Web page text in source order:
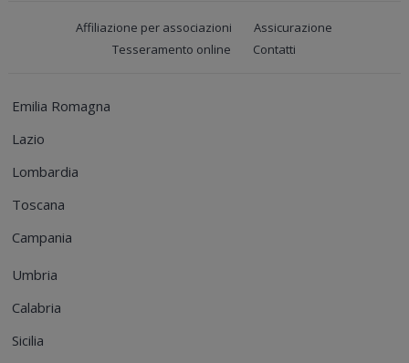
Affiliazione per associazioni
Assicurazione
Tesseramento online
Contatti
Emilia Romagna
Lazio
Lombardia
Toscana
Campania
Umbria
Calabria
Sicilia